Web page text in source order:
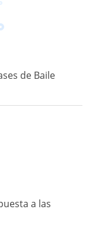
de Baile
a las